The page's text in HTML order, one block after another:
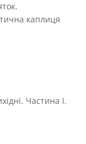
каплиця
Частина І.